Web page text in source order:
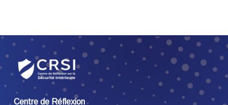
Centre de Réflexion